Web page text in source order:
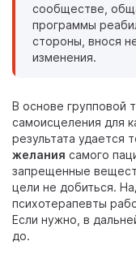
сообществе,
программы
стороны, внося
изменения.
В основе групповой
самоисцеления для
результата удается
желания самого
запрещенные
цели не добиться.
психотерапевты
Если нужно, в
до.